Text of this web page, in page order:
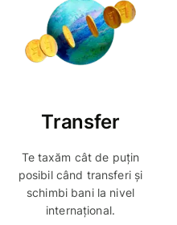
Transfer
Te taxăm cât de puțin
posibil când transferi și
schimbi bani la nivel
internațional.